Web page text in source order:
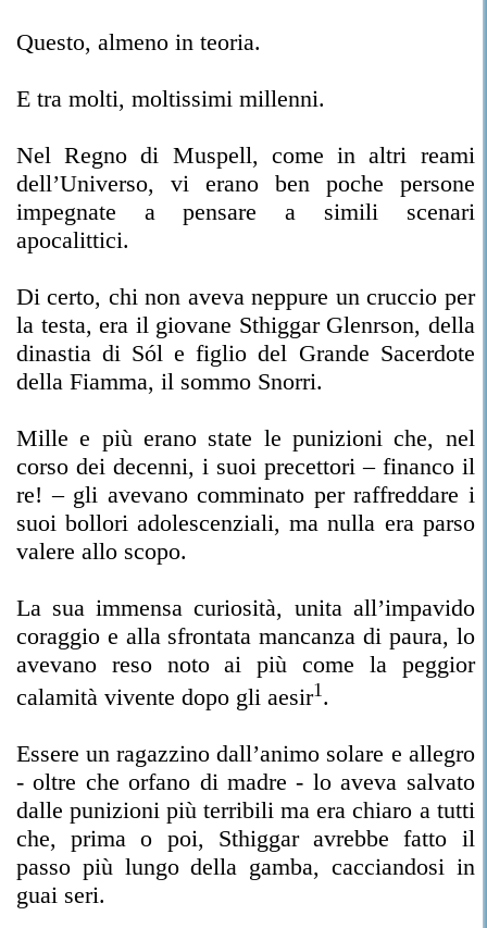
Questo, almeno in teoria.
E tra molti, moltissimi millenni.
Nel Regno di Muspell, come in altri reami
dell’Universo, vi erano ben poche persone
impegnate a pensare a simili scenari
apocalittici.
Di certo, chi non aveva neppure un cruccio per
la testa, era il giovane Sthiggar Glenrson, della
dinastia di Sól e figlio del Grande Sacerdote
della Fiamma, il sommo Snorri.
Mille e più erano state le punizioni che, nel
corso dei decenni, i suoi precettori – financo il
re! – gli avevano comminato per raffreddare i
suoi bollori adolescenziali, ma nulla era parso
valere allo scopo.
La sua immensa curiosità, unita all’impavido
coraggio e alla sfrontata mancanza di paura, lo
avevano reso noto ai più come la peggior
calamità vivente dopo gli aesir1.
Essere un ragazzino dall’animo solare e allegro
- oltre che orfano di madre - lo aveva salvato
dalle punizioni più terribili ma era chiaro a tutti
che, prima o poi, Sthiggar avrebbe fatto il
passo più lungo della gamba, cacciandosi in
guai seri.